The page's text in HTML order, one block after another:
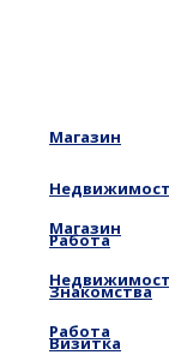
Магазин
Работа
Знакомства
Визитка
Магазин
Работа